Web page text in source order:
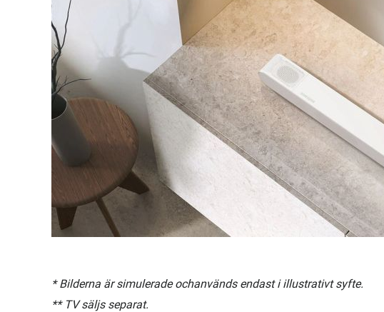
* Bilderna är simulerade ochanvänds endast i illustrativt syfte.
** TV säljs separat.